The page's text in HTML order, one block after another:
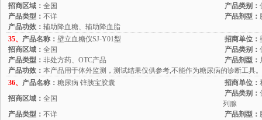
招商区域： 全国 产品类别：
产品类型： 不详 产品剂型：
产品功效： 辅助降血糖、辅助降血脂
35、 产品名称： 壁立血糖仪SJ-Y01型 招商单位：
招商区域： 全国 产品类别：
产品类型： 非处方药、OTC产品 产品剂型：
产品功效： 本产品用于体外监测，测试结果仅供参考,不能作为糖尿病的诊断工具。
36、 产品名称： 糖尿病 锌胰宝胶囊 招商单位：
招商区域： 全国
产品类别：
列腺
产品类型： 不详 产品剂型：